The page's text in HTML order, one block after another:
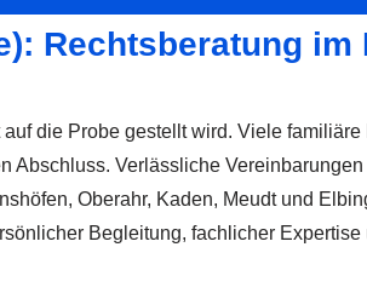
Rechtsberatung
die Probe gestellt wird. Viele
Verlässliche
Oberahr, Kaden, Meudt und
Begleitung, fachlicher